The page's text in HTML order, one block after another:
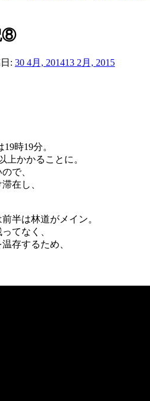
⑧
: 30 4月, 201413 2月, 2015
時19分。
上かかることに。
で、
在し、
半は林道がメイン。
てなく、
存するため、